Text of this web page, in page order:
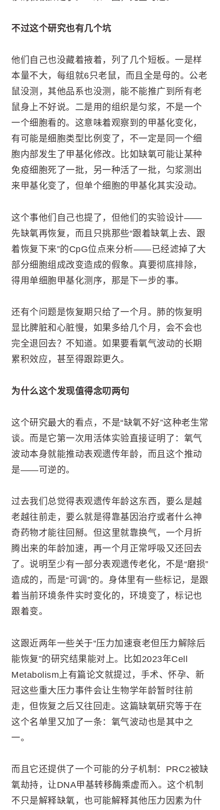
不过这个研究也有几个坑
他们自己也没藏着掖着，列了几个短板。一是样
本量不大，每组就6只老鼠，而且全是母的。公老
鼠没测，其他品系也没测，能不能推广到所有老
鼠身上不好说。二是用的组织是匀浆，不是一个
一个细胞看的。这意味着观察到的甲基化变化，
有可能是细胞类型比例变了，不一定是同一个细
胞内部发生了甲基化修改。比如缺氧可能让某种
免疫细胞死了一批，另一种活了一批，匀浆测出
来甲基化变了，但单个细胞的甲基化其实没动。
这个事他们自己也提了，但他们的实验设计——
先缺氧再恢复，而且只挑那些“跟着缺氧上去、跟
着恢复下来”的CpG位点来分析——已经滤掉了大
部分细胞组成改变造成的假象。真要彻底排除，
得用单细胞甲基化测序，那是下一步的事。
还有个问题是恢复期只给了一个月。肺的恢复明
显比脾脏和心脏慢，如果多给几个月，会不会也
完全退回去？不知道。如果要看氧气波动的长期
累积效应，甚至得跟踪更久。
为什么这个发现值得念叨两句
这个研究最大的看点，不是“缺氧不好”这种老生常
谈。而是它第一次用活体实验直接证明了：氧气
波动本身就能推动表观遗传年龄，而且这个推动
是——可逆的。
过去我们总觉得表观遗传年龄这东西，要么是越
老越往前走，要么就是得靠基因治疗或者什么神
奇药物才能往回掰。但这里就靠换气，一个月折
腾出来的年龄加速，再一个月正常呼吸又还回去
了。说明至少有一部分表观遗传老化，不是“磨损”
造成的，而是“可调”的。身体里有一些标记，是跟
着当前环境条件实时变化的，环境变了，标记也
跟着变。
这跟近两年一些关于“压力加速衰老但压力解除后
能恢复”的研究结果能对上。比如2023年Cell
Metabolism上有篇论文就提过，手术、怀孕、新
冠这些重大压力事件会让生物学年龄暂时往前
走，但恢复之后又往回走。这篇缺氧研究等于在
这个名单里又加了一条：氧气波动也是其中之
一。
而且它还提供了一个可能的分子机制：PRC2被缺
氧劫持，让DNA甲基转移酶乘虚而入。这个机制
不只是解释缺氧，也可能解释其他压力因素为什